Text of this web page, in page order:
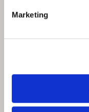
Marketing
WINKELS